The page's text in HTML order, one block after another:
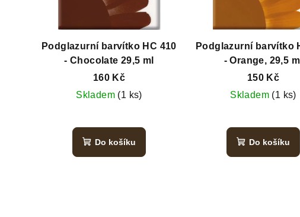
Podglazurní barvítko HC 410
- Chocolate 29,5 ml
160 Kč
Skladem (1 ks)
Do košíku
Podglazurní barvítko
- Orange, 29,5 ml
150 Kč
Skladem (1 ks)
Do košíku